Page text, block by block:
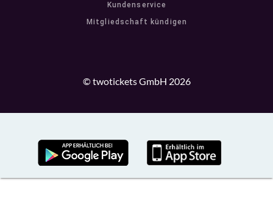
Kundenservice
Mitgliedschaft kündigen
© twotickets GmbH 2026